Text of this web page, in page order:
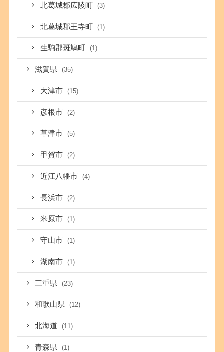
北葛城郡広陵町 (3)
北葛城郡王寺町 (1)
生駒郡斑鳩町 (1)
滋賀県 (35)
大津市 (15)
彦根市 (2)
草津市 (5)
甲賀市 (2)
近江八幡市 (4)
長浜市 (2)
米原市 (1)
守山市 (1)
湖南市 (1)
三重県 (23)
和歌山県 (12)
北海道 (11)
青森県 (1)